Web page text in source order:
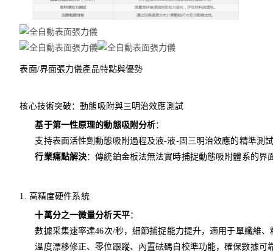
表面/界面張力儀產品特點與優勢
核心技術突破：動態吸附與三明治效應測試
基于第一性原理的動態吸附分析：
支持表面活性劑動態吸附過程及液-液-固三明治效應的精準測
行業痛點解決：傳統鉑金板法無法實時捕捉動態吸附體系的
1. 高精度硬件系統
十萬分之一微量分析天平：
數據采集速率達46次/秒，細節捕捉能力提升，適用于單纖維
溫度漂移修正、零位跟蹤、內置砝碼自校準功能，確保數據可